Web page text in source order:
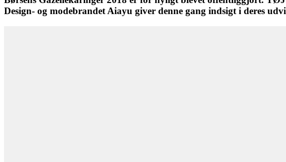
Design- og modebrandet Aiayu giver denne gang indsigt i deres